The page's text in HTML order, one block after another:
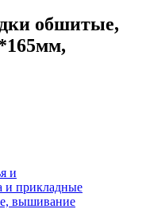
обшитые,
и
и прикладные
вышивание